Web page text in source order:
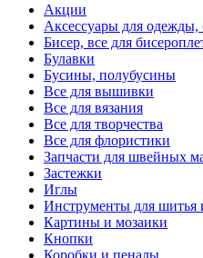
Акции
Аксессуары для
Бисер, все для
Булавки
Бусины, полубусины
Все для вышивки
Все для вязания
Все для творчества
Все для флористики
Запчасти для швейных
Застежки
Иглы
Инструменты для шитья
Картины и мозаики
Кнопки
Коробки и пеналы